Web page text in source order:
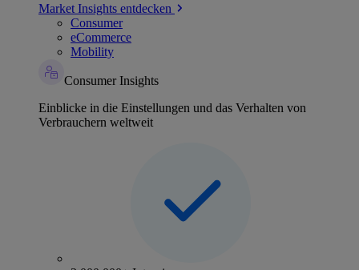
Market Insights entdecken
Consumer
eCommerce
Mobility
Consumer Insights
Einblicke in die Einstellungen und das Verhalten von
Verbrauchern weltweit